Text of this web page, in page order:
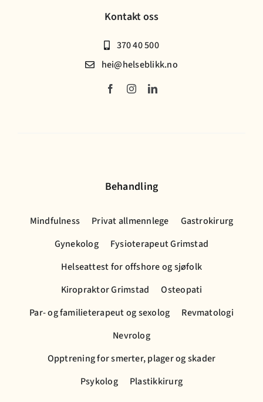
Kontakt oss
370 40 500
hei@helseblikk.no
Behandling
Mindfulness Privat allmennlege
Gastrokirurg
Gynekolog
Fysioterapeut Grimstad
Helseattest for offshore og sjøfolk
Kiropraktor Grimstad
Osteopati
Par- og familieterapeut og sexolog
Revmatologi
Nevrolog
Opptrening for smerter, plager og skader
Psykolog
Plastikkirurg